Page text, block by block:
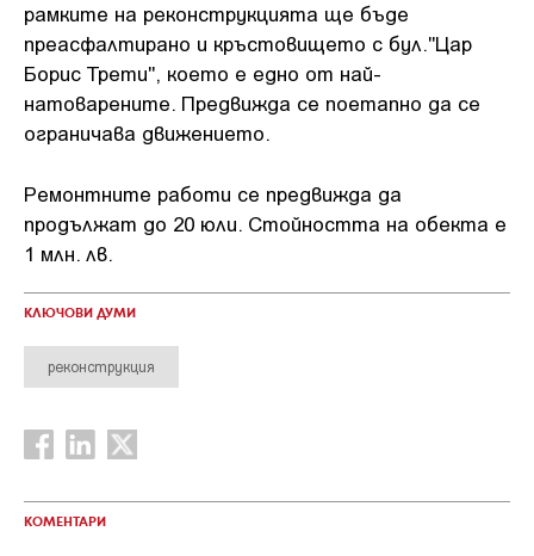
рамките на реконструкцията ще бъде
преасфалтирано и кръстовището с бул."Цар
Борис Трети", което е едно от най-
натоварените. Предвижда се поетапно да се
ограничава движението.
Ремонтните работи се предвижда да
продължат до 20 юли. Стойността на обекта е
1 млн. лв.
КЛЮЧОВИ ДУМИ
реконструкция
КОМЕНТАРИ